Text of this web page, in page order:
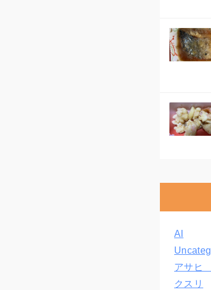
AI
アサヒ
クスリ